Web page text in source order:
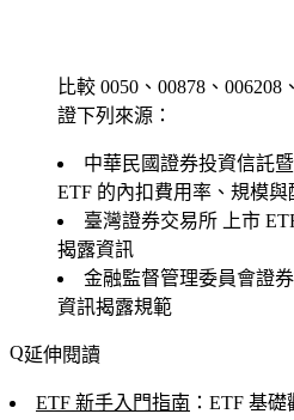
比較 0050、00878、
證下列來源：
中華民國證券投資信託
ETF 的內扣費用率、規模與
臺灣證券交易所 上市
揭露資訊
金融監督管理委員會證
資訊揭露規範
延伸閱讀
ETF 新手入門指南 ：ETF 基